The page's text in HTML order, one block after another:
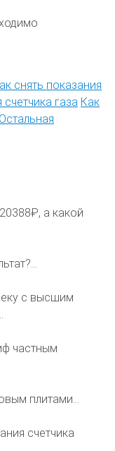
снять показания
газа Как
Остальная
а какой
с высшим
частным
плитами...
счетчика